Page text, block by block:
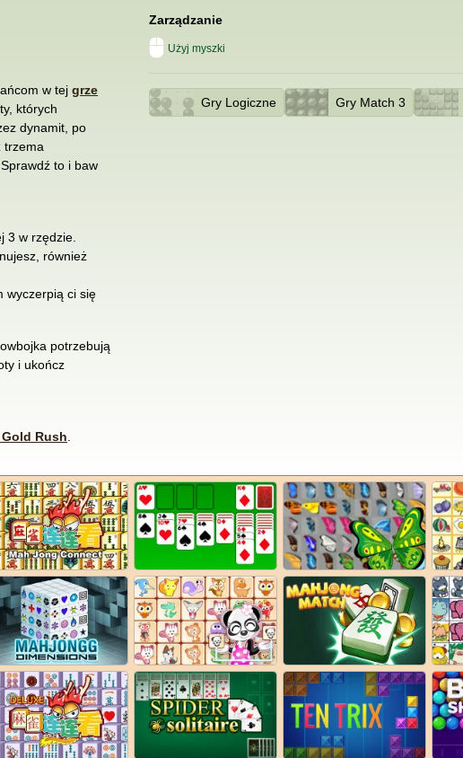
w tej grze
których
dynamit, po
trzema
to i baw
3 w rzędzie.
również
wyczerpią ci się
potrzebują
i ukończ
Rush.
Zarządzanie
Użyj myszki
Gry Logiczne Gry Match 3